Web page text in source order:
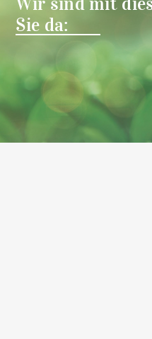
Sie da: